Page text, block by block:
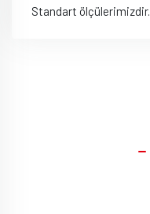
Standart ölçülerimizdir.